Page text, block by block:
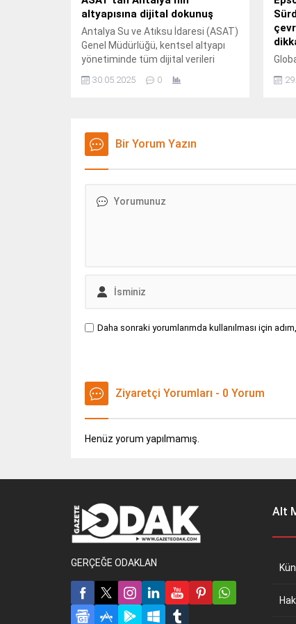
altyapısına dijital dokunuş
Antalya Su ve Atıksu İdaresi (ASAT)
Genel Müdürlüğü, kentsel altyapı
yönetiminde tüm dijital verileri
tek bir sistemde topluyor.
30.05.2025 0
Bir Yorum Yazın
Daha sonraki yorumlarımda kullanılması için
Ziyaretçi Yorumları - 0 Yorum
Henüz yorum yapılmamış.
GERÇEĞE ODAKLAN
Alt